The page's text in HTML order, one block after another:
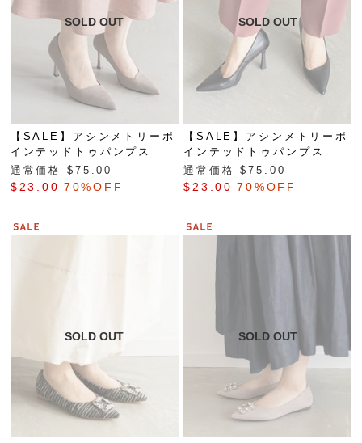
【SALE】アシンメトリーポ
インテッドトゥパンプス
通常価格 $‌75.00
$‌23.00 70%OFF
【SALE】アシンメトリーポ
インテッドトゥパンプス
通常価格 $‌75.00
$‌23.00 70%OFF